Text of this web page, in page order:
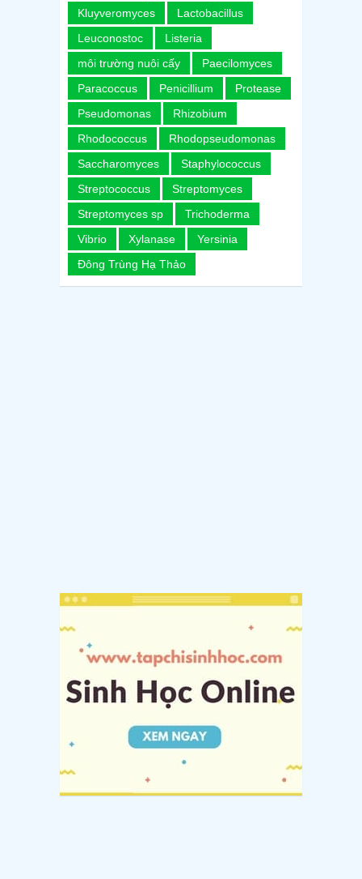
Kluyveromyces
Lactobacillus
Leuconostoc
Listeria
môi trường nuôi cấy
Paecilomyces
Paracoccus
Penicillium
Protease
Pseudomonas
Rhizobium
Rhodococcus
Rhodopseudomonas
Saccharomyces
Staphylococcus
Streptococcus
Streptomyces
Streptomyces sp
Trichoderma
Vibrio
Xylanase
Yersinia
Đông Trùng Hạ Thảo